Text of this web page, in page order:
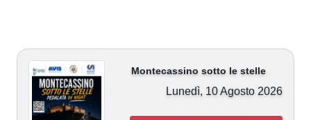
Montecassino sotto le stelle
Lunedì, 10 Agosto 2026